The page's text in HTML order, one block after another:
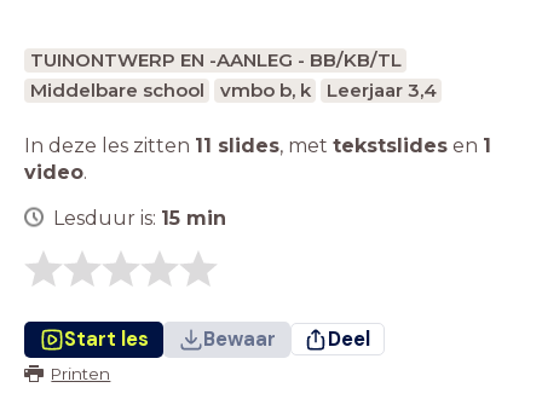
TUINONTWERP EN -AANLEG - BB/KB/TL
Middelbare school
vmbo b, k Leerjaar 3,4
In deze les zitten 11 slides, met tekstslides en 1
video.
Lesduur is: 15 min
Start les Bewaar Deel
Printen